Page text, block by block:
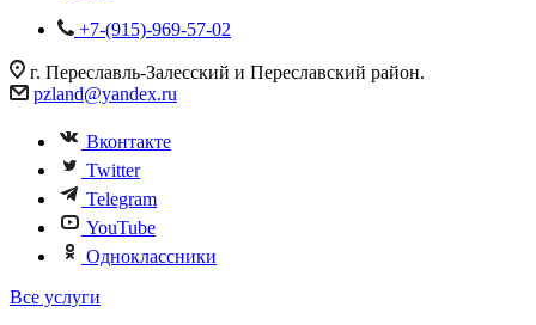
+7-(915)-969-57-02
г. Переславль-Залесский и Переславский район.
pzland@yandex.ru
Вконтакте
Twitter
Telegram
YouTube
Одноклассники
Все услуги